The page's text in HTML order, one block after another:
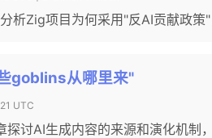
析Zig项目为何采用"反AI贡献政策
goblins从哪里来"
UTC
探讨AI生成内容的来源和演化机制